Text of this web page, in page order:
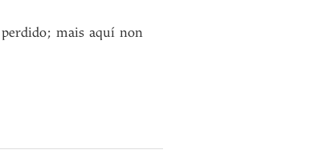
mais aquí non